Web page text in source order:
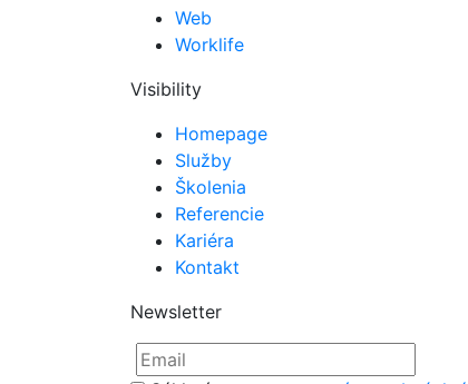
Web
Worklife
Visibility
Homepage
Služby
Školenia
Referencie
Kariéra
Kontakt
Newsletter